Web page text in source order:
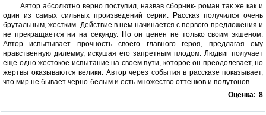
Автор абсолютно верно поступил, назвав сборник- роман так же как и
один из самых сильных произведений серии. Рассказ получился очень
брутальным, жестким. Действие в нем начинается с первого предложения и
не прекращается ни на секунду. Но он ценен не только своим экшеном.
Автор испытывает прочность своего главного героя, предлагая ему
нравственную дилемму, искушая его запретным плодом. Людвиг получает
еще одно жестокое испытание на своем пути, которое он преодолевает, но
жертвы оказываются велики. Автор через события в рассказе показывает,
что мир не бывает черно-белым и есть множество оттенков и полутонов.
Оценка: 8